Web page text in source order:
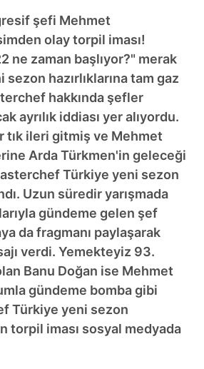
şefi Mehmet
olay torpil iması!
ne zaman başlıyor?" merak
hazırlıklarına tam gaz
hakkında şefler
ayrılık iddiası yer alıyordu.
tık ileri gitmiş ve Mehmet
Arda Türkmen'in geleceği
Türkiye yeni sezon
Uzun süredir yarışmada
gündeme gelen şef
da fragmanı paylaşarak
verdi. Yemekteyiz 93.
Banu Doğan ise Mehmet
gündeme bomba gibi
Türkiye yeni sezon
torpil iması sosyal medyada